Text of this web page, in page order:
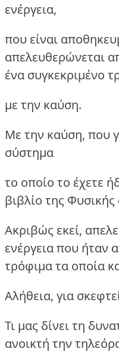
ενέργεια,
που είναι
απελευθερώνεται
ένα συγκεκριμένο
με την καύση.
Με την καύση, που
σύστημα
το οποίο το έχετε
βιβλίο της
Ακριβώς εκεί,
ενέργεια που ήταν
τρόφιμα τα οποία
Αλήθεια, για
Τι μας δίνει τη
ανοικτή την